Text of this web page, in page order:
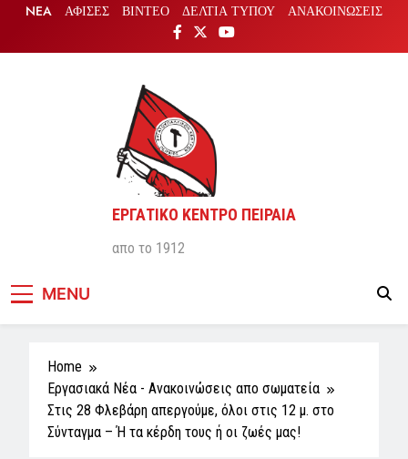
content
NEA ΑΦΙΣΕΣ ΒΙΝΤΕΟ ΔΕΛΤΙΑ ΤΥΠΟΥ ΑΝΑΚΟΙΝΩΣΕΙΣ
ΕΡΓΑΤΙΚΟ ΚΕΝΤΡΟ ΠΕΙΡΑΙΑ
απο το 1912
MENU
Home
Εργασιακά Νέα - Aνακοινώσεις απο σωματεία
Στις 28 Φλεβάρη απεργούμε, όλοι στις 12 μ. στο
Σύνταγμα – Ή τα κέρδη τους ή οι ζωές μας!